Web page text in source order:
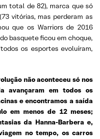
total de 82), marca que só
vitórias, mas perderam as
que os Warriors de 2016
basquete ficou em choque,
os esportes evoluíram,
não aconteceu só nos
avançaram em todos os
e encontramos a saída
em menos de 12 meses;
da Hanna-Barbera e,
no tempo, os carros